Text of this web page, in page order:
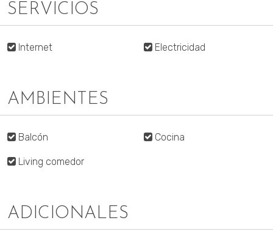
SERVICIOS
Internet Electricidad
AMBIENTES
Balcón Cocina
Living comedor
ADICIONALES